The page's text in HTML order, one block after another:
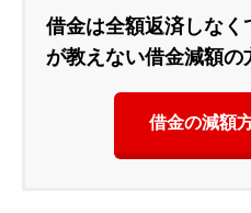
借金は全額返済しなく
が教えない借金減額の
借金の減額